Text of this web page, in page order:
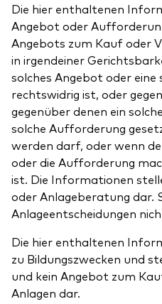
Die hier enthaltenen
Angebot oder
Angebots zum Kauf oder
in irgendeiner
solches Angebot oder
rechtswidrig ist, oder
gegenüber denen ein
solche Aufforderung
werden darf, oder wenn
oder die Aufforderung
ist. Die Informationen
oder Anlageberatung dar.
Anlageentscheidungen
Die hier enthaltenen
zu Bildungszwecken und
und kein Angebot zum
Anlagen dar.